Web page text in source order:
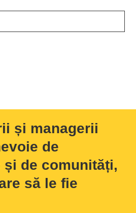
și managerii
de
de comunități,
să le fie